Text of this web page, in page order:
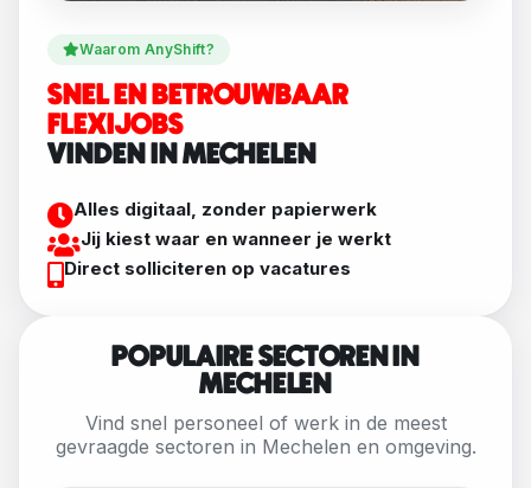
Waarom AnyShift?
SNEL EN BETROUWBAAR
FLEXIJOBS
VINDEN IN MECHELEN
Alles digitaal, zonder papierwerk
Jij kiest waar en wanneer je werkt
Direct solliciteren op vacatures
POPULAIRE SECTOREN IN
MECHELEN
Vind snel personeel of werk in de meest
gevraagde sectoren in Mechelen en omgeving.